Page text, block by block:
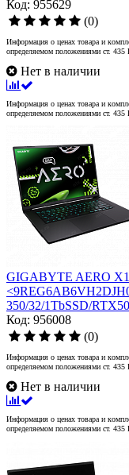
Код: 955629
(0)
Информация о ценах товара и
определяемом положениями ст. 435
Нет в наличии
Информация о ценах товара и
определяемом положениями ст. 435
GIGABYTE AERO
350/32/1TbSSD/
Код: 956008
(0)
Информация о ценах товара и
определяемом положениями ст.
Нет в наличии
Информация о ценах товара и
определяемом положениями ст. 435